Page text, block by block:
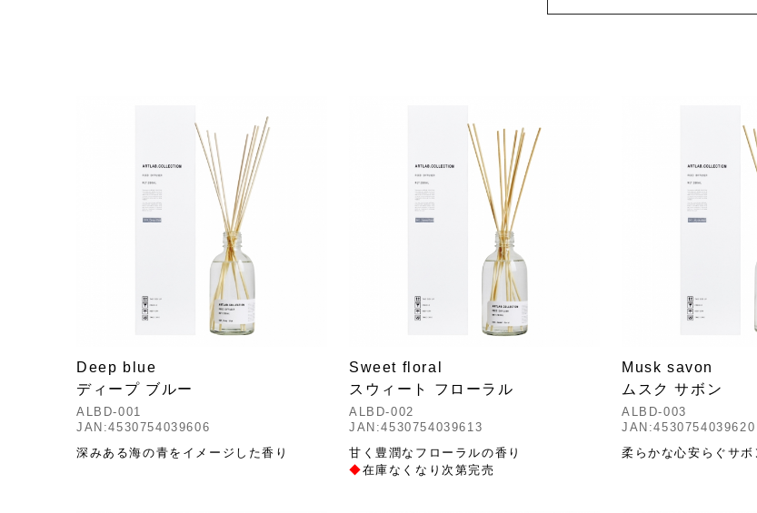
Deep blue
ディープ ブルー
ALBD-001
JAN:4530754039606
深みある海の青をイメージした香り
Sweet floral
スウィート フローラル
ALBD-002
JAN:4530754039613
甘く豊潤なフローラルの香り
◆在庫なくなり次第完売
Musk savon
ムスク サボン
ALBD-003
JAN:4530754039620
柔らかな心安らぐサボ